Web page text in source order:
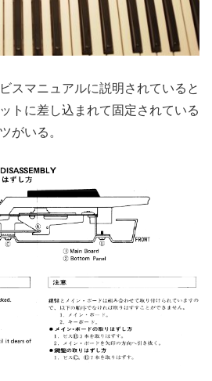
スマニュアルに説明されていると
トに差し込まれて固定されている
がいる。